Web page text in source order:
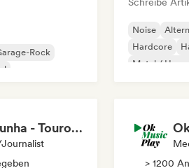
Rock
Noise
Hardcore
Metal /
Fabricio Cunha - Touro Rock
> 1200